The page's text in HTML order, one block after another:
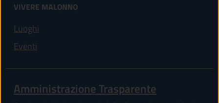
VIVERE MALONNO
Luoghi
Eventi
Amministrazione Trasparente